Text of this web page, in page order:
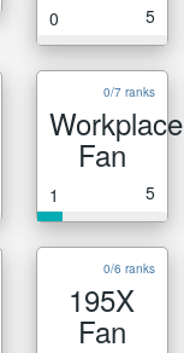
0 5
0/7 ranks
Workplace
Fan
1 5
0/6 ranks
195X
Fan